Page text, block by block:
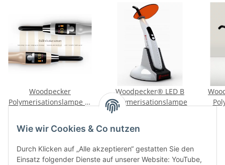
Woodpecker
Polymerisationslampe X-
Woodpecker® LED B
Polymerisationslampe
Wie wir Cookies & Co nutzen
Durch Klicken auf „Alle akzeptieren“ gestatten Sie den
Einsatz folgender Dienste auf unserer Website: YouTube,